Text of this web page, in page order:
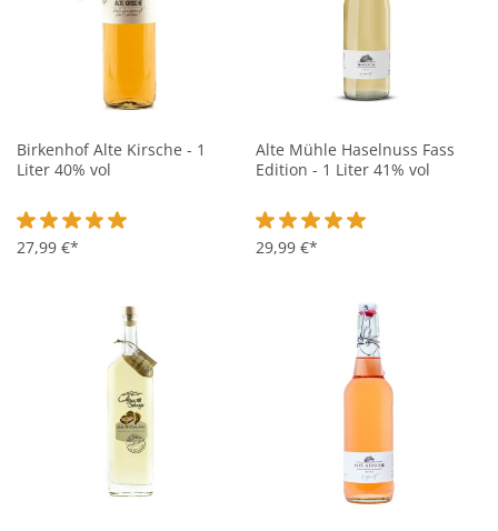
Birkenhof Alte Kirsche - 1
Liter 40% vol
Durchschnittliche Bewertung von 5 von 5 Sternen
27,99 €*
Alte Mühle Haselnuss Fass
Edition - 1 Liter 41% vol
Durchschnittliche Bewertung
29,99 €*